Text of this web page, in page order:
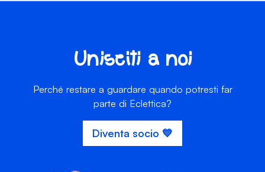
Unisciti a noi
Perché restare a guardare quando potresti far
parte di Eclettica?
Diventa socio 💙